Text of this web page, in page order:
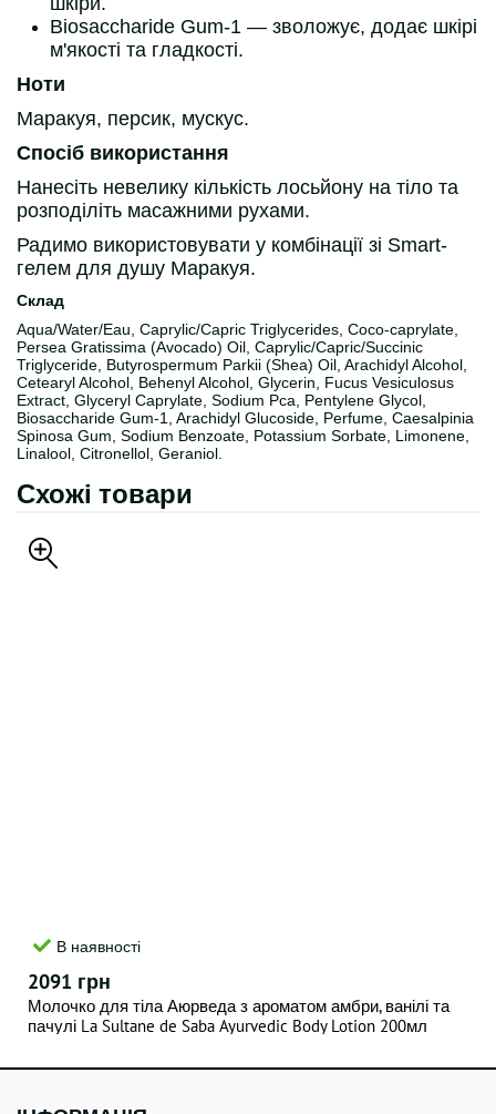
Biosaccharide Gum-1 — зволожує, додає шкірі
м'якості та гладкості.
Ноти
Маракуя, персик, мускус.
Спосіб використання
Нанесіть невелику кількість лосьйону на тіло та
розподіліть масажними рухами.
Радимо використовувати у комбінації зі Smart-
гелем для душу Маракуя.
Склад
Aqua/Water/Eau, Caprylic/Capric Triglycerides, Coco-caprylate,
Persea Gratissima (Avocado) Oil, Caprylic/Capric/Succinic
Triglyceride, Butyrospermum Parkii (Shea) Oil, Arachidyl Alcohol,
Cetearyl Alcohol, Behenyl Alcohol, Glycerin, Fucus Vesiculosus
Extract, Glyceryl Caprylate, Sodium Pca, Pentylene Glycol,
Biosaccharide Gum-1, Arachidyl Glucoside, Perfume, Caesalpinia
Spinosa Gum, Sodium Benzoate, Potassium Sorbate, Limonene,
Linalool, Citronellol, Geraniol.
Схожі товари
В наявності
2091 грн
Молочко для тіла Аюрведа з ароматом амбри, ванілі та
пачулі La Sultane de Saba Ayurvedic Body Lotion 200мл